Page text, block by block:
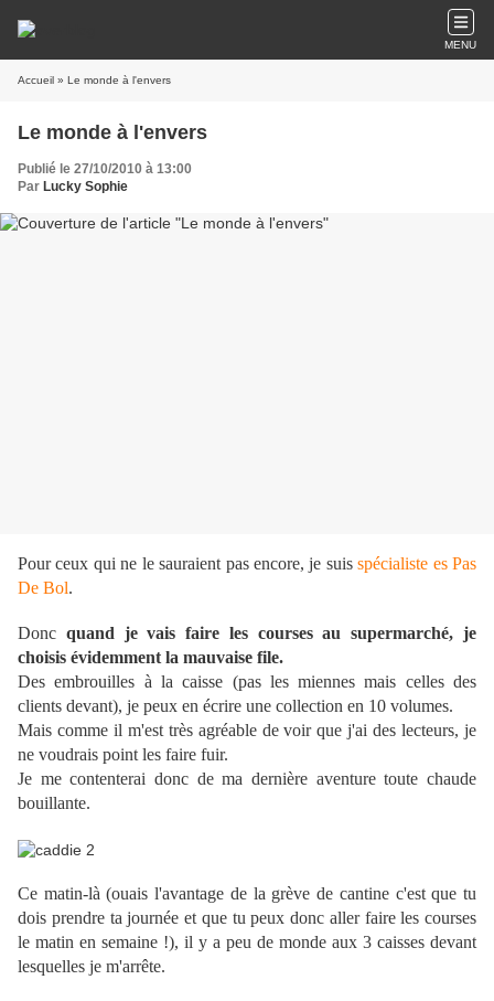
MENU
Accueil » Le monde à l'envers
Le monde à l'envers
Publié le 27/10/2010 à 13:00
Par Lucky Sophie
Pour ceux qui ne le sauraient pas encore, je suisspécialiste es Pas
De Bol.
Donc quand je vais faire les courses au supermarché, je
choisis évidemment la mauvaise file.
Des embrouilles à la caisse (pas les miennes mais celles des
clients devant), je peux en écrire une collection en 10 volumes.
Mais comme il m'est très agréable de voir que j'ai des lecteurs, je
ne voudrais point les faire fuir.
Je me contenterai donc de ma dernière aventure toute chaude
bouillante.
Ce matin-là (ouais l'avantage de la grève de cantine c'est que tu
dois prendre ta journée et que tu peux donc aller faire les courses
le matin en semaine !), il y a peu de monde aux 3 caisses devant
lesquelles je m'arrête.